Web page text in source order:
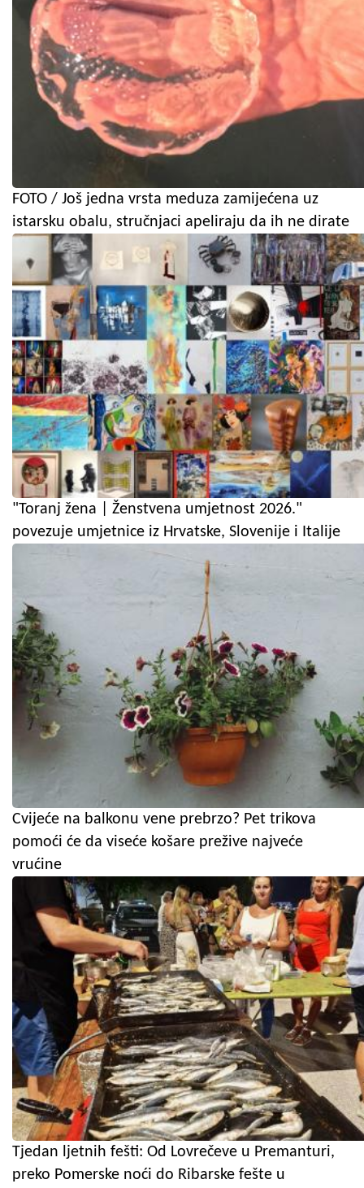
FOTO / Još jedna vrsta meduza zamijećena uz
istarsku obalu, stručnjaci apeliraju da ih ne dirate
"Toranj žena | Ženstvena umjetnost 2026."
povezuje umjetnice iz Hrvatske, Slovenije i Italije
Cvijeće na balkonu vene prebrzo? Pet trikova
pomoći će da viseće košare prežive najveće
vrućine
Tjedan ljetnih fešti: Od Lovrečeve u Premanturi,
preko Pomerske noći do Ribarske fešte u